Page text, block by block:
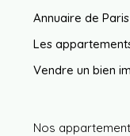
Annuaire de Paris
Les
Vendre un bien
Nos